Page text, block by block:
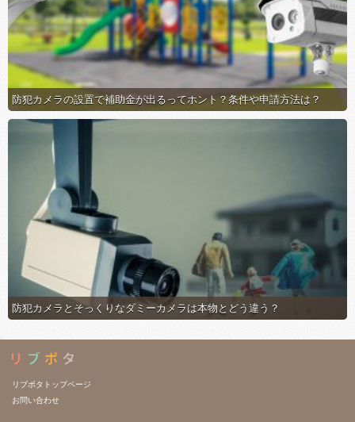
防犯カメラの設置で補助金が出るってホント？条件や申請方法は？
防犯カメラとそっくりなダミーカメラは本物とどう違う？
リブポタトップページ
お問い合わせ